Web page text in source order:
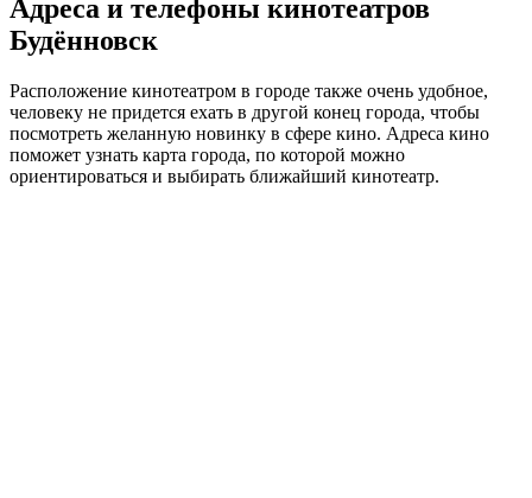
Адреса и телефоны кинотеатров
Будённовск
Расположение кинотеатром в городе также очень удобное,
человеку не придется ехать в другой конец города, чтобы
посмотреть желанную новинку в сфере кино. Адреса кино
поможет узнать карта города, по которой можно
ориентироваться и выбирать ближайший кинотеатр.